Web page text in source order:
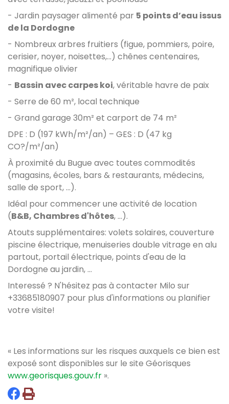
- Jardin paysager alimenté par 5 points d’eau issus
de la Dordogne
- Nombreux arbres fruitiers (figue, pommiers, poire,
cerisier, noyer, noisettes,...) chênes centenaires,
magnifique olivier
- Bassin avec carpes koi, véritable havre de paix
- Serre de 60 m², local technique
- Grand garage 30m² et carport de 74 m²
DPE : D (197 kWh/m²/an) – GES : D (47 kg
CO?/m²/an)
À proximité du Bugue avec toutes commodités
(magasins, écoles, bars & restaurants, médecins,
salle de sport, ...).
Idéal pour commencer une activité de location
(B&B, Chambres d'hôtes, ...).
Atouts supplémentaires: volets solaires, couverture
piscine électrique, menuiseries double vitrage en alu
partout, portail électrique, points d'eau de la
Dordogne au jardin, ...
Interessé ? N'hésitez pas à contacter Milo sur
+33685180907 pour plus d'informations ou planifier
votre visite!
« Les informations sur les risques auxquels ce bien est
exposé sont disponibles sur le site Géorisques
www.georisques.gouv.fr ».